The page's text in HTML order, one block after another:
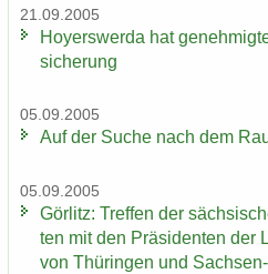
21.09.2005
Ho­yers­wer­da hat
si­che­rung
05.09.2005
Auf der Suche nach dem
05.09.2005
Gör­litz: Tref­fen der
ten mit den Prä­si­den­ten der
von Thü­rin­gen und